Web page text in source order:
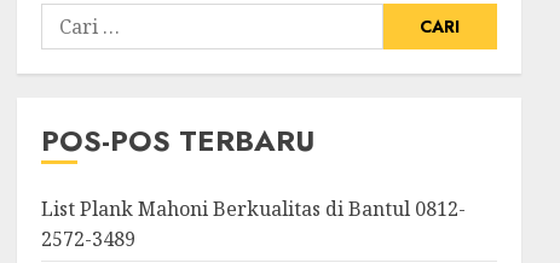
Jati Berkualitas
POS-POS TERBARU
List Plank Mahoni Berkualitas di Bantul 0812-
2572-3489